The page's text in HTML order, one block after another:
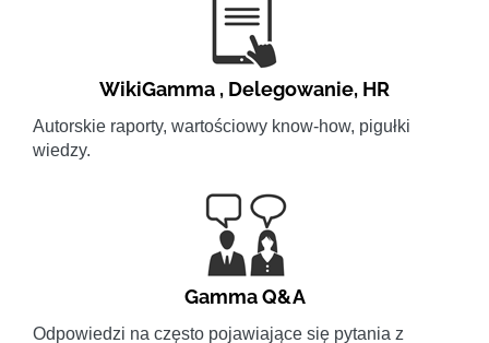
WikiGamma , Delegowanie, HR
Autorskie raporty, wartościowy know-how, pigułki
wiedzy.
Gamma Q&A
Odpowiedzi na często pojawiające się pytania z